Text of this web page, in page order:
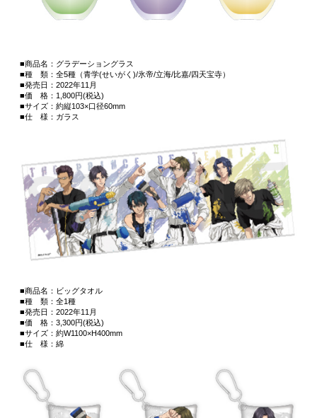
■商品名：グラデーショングラス
■種 類：全5種（青学(せいがく)/氷帝/立海/比嘉/四天宝寺）
■発売日：2022年11月
■価 格：1,800円(税込)
■サイズ：約縦103×口径60mm
■仕 様：ガラス
■商品名：ビッグタオル
■種 類：全1種
■発売日：2022年11月
■価 格：3,300円(税込)
■サイズ：約W1100×H400mm
■仕 様：綿